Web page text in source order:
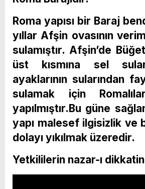
Roma yapısı bir Baraj
yıllar Afşin ovasının
sulamıştır. Afşin’de
üst kısmına sel
ayaklarının sularından
sulamak için
yapılmıştır.Bu güne
yapı malesef ilgisizlik ve
dolayı yıkılmak üzeredir.
Yetkililerin nazar-ı